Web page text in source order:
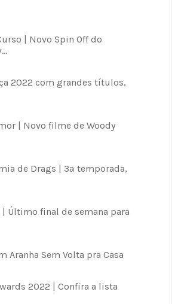
| Novo Spin Off do
2022 com grandes títulos,
| Novo filme de Woody
de Drags | 3ª temporada,
Último final de semana para
Aranha Sem Volta pra Casa
2022 | Confira a lista